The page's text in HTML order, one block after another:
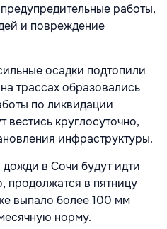
работы,
и повреждение
осадки подтопили
трассах образовались
по ликвидации
вестись круглосуточно,
инфраструктуры.
в Сочи будут идти
продолжатся в пятницу
выпало более 100 мм
норму.